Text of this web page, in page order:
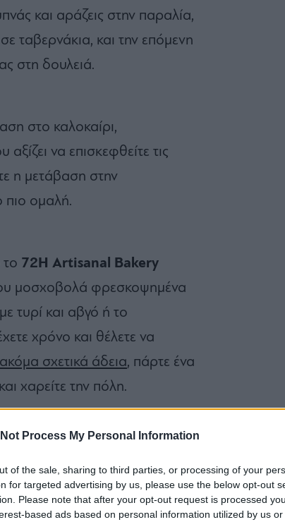
Not Process My Personal Information
of the sale, sharing to third parties, or processing of your
for targeted advertising by us, please use the below opt-out
Please note that after your opt-out request is processed
based ads based on personal information utilized by us
και αράζεις στην παραλία,
ταβερνάκια, και την επόμενη
στη δουλειά.
στο καλοκαίρι,
να επισκεφθείτε τις
η μετάβαση στην
πιο ομαλή.
72H Artisanal Bakery
μοσχοβολά φρεσκοψημένα
τυρί και αβγό ή το
χρόνο και θέλετε να
σχετικά άδεια, πάρτε ένα
χαρείτε την πόλη.